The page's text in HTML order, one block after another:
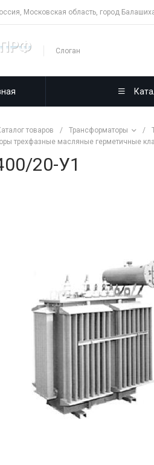
Московская область, город
Слоган
товаров / Трансформаторы /
трехфазные масляные герметичные
20-У1